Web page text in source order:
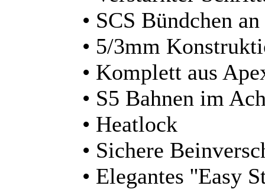
• SCS Bündchen
• 5/3mm
• Komplett aus
• S5 Bahnen im
• Heatlock
• Sichere
• Elegantes ''Easy